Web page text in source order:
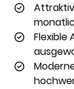
Flexible